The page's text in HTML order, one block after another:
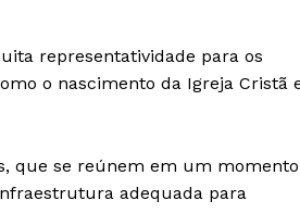
representatividade para os
o nascimento da Igreja Cristã
que se reúnem em um momento
adequada para